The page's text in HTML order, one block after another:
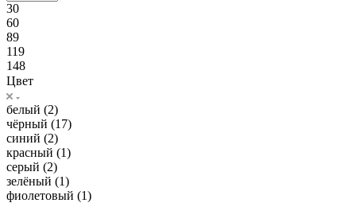
30
60
89
119
148
Цвет
белый (2)
чёрный (17)
синий (2)
красный (1)
серый (2)
зелёный (1)
фиолетовый (1)